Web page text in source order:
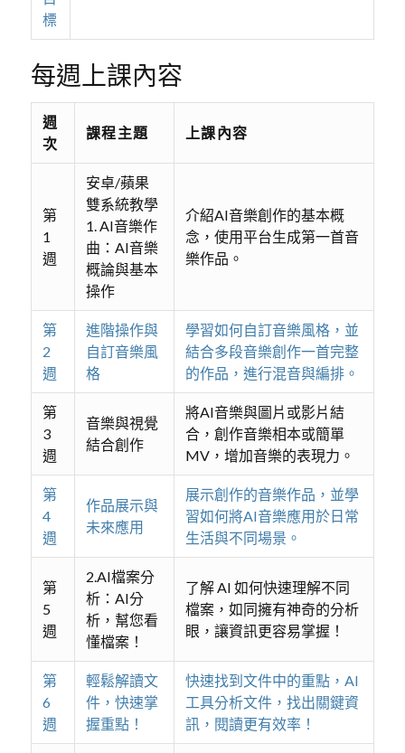
標
每週上課內容
週
次
課程主題 上課內容
第
1
週
安卓/蘋果
雙系統教學
1. AI音樂作
曲：AI音樂
概論與基本
操作
介紹AI音樂創作的基本概
念，使用平台生成第一首音
樂作品。
第
2
週
進階操作與
自訂音樂風
格
學習如何自訂音樂風格，並
結合多段音樂創作一首完整
的作品，進行混音與編排。
第
3
週
音樂與視覺
結合創作
將AI音樂與圖片或影片結
合，創作音樂相本或簡單
MV，增加音樂的表現力。
第
4
週
作品展示與
未來應用
展示創作的音樂作品，並學
習如何將AI音樂應用於日常
生活與不同場景。
第
5
週
2.AI檔案分
析：AI分
析，幫您看
懂檔案！
了解 AI 如何快速理解不同
檔案，如同擁有神奇的分析
眼，讓資訊更容易掌握！
第
6
週
輕鬆解讀文
件，快速掌
握重點！
快速找到文件中的重點，AI
工具分析文件，找出關鍵資
訊，閱讀更有效率！